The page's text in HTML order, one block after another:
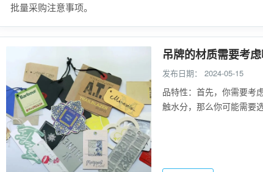
批量采购注意事项。
吊牌的材质需要考
发布日期： 2024-05-15
品特性：首先，你需要考
触水分，那么你可能需要